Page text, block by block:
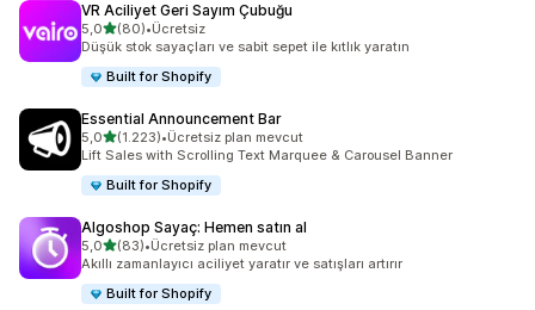
VR Aciliyet Geri Sayım Çubuğu
5,05 yıldız üzerinden
(80)
toplam 80 değerlendirme
•Ücretsiz
Düşük stok sayaçları ve sabit sepet ile kıtlık yaratın
Built for Shopify
Essential Announcement Bar
5,05 yıldız üzerinden
(1.223)
toplam 1223 değerlendirme
•Ücretsiz plan mevcut
Lift Sales with Scrolling Text Marquee & Carousel Banner
Built for Shopify
Algoshop Sayaç: Hemen satın al
5,05 yıldız üzerinden
(83)
toplam 83 değerlendirme
•Ücretsiz plan mevcut
Akıllı zamanlayıcı aciliyet yaratır ve satışları artırır
Built for Shopify